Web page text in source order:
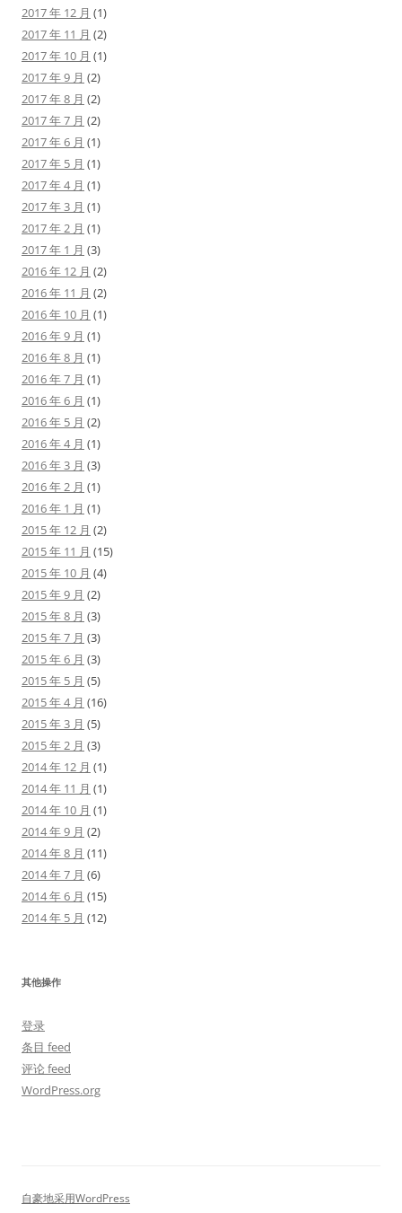
2017 年 12 月 (1)
2017 年 11 月 (2)
2017 年 10 月 (1)
2017 年 9 月 (2)
2017 年 8 月 (2)
2017 年 7 月 (2)
2017 年 6 月 (1)
2017 年 5 月 (1)
2017 年 4 月 (1)
2017 年 3 月 (1)
2017 年 2 月 (1)
2017 年 1 月 (3)
2016 年 12 月 (2)
2016 年 11 月 (2)
2016 年 10 月 (1)
2016 年 9 月 (1)
2016 年 8 月 (1)
2016 年 7 月 (1)
2016 年 6 月 (1)
2016 年 5 月 (2)
2016 年 4 月 (1)
2016 年 3 月 (3)
2016 年 2 月 (1)
2016 年 1 月 (1)
2015 年 12 月 (2)
2015 年 11 月 (15)
2015 年 10 月 (4)
2015 年 9 月 (2)
2015 年 8 月 (3)
2015 年 7 月 (3)
2015 年 6 月 (3)
2015 年 5 月 (5)
2015 年 4 月 (16)
2015 年 3 月 (5)
2015 年 2 月 (3)
2014 年 12 月 (1)
2014 年 11 月 (1)
2014 年 10 月 (1)
2014 年 9 月 (2)
2014 年 8 月 (11)
2014 年 7 月 (6)
2014 年 6 月 (15)
2014 年 5 月 (12)
其他操作
登录
条目 feed
评论 feed
WordPress.org
自豪地采用WordPress